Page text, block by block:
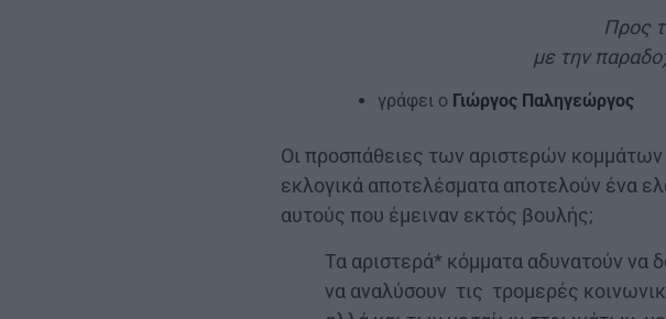
Προς
με την
γράφει ο Γιώργος Παληγεώργος
Οι προσπάθειες των αριστερών
εκλογικά αποτελέσματα αποτελούν ένα
αυτούς που έμειναν εκτός βουλής;
Τα αριστερά* κόμματα αδυνατούν να
να αναλύσουν τις τρομερές